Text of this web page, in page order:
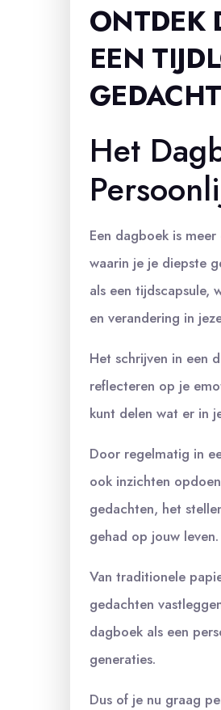
ONTDEK
EEN
Het
Een dagboek is
waarin je je diepste
als een tijdscapsule,
en verandering in
Het schrijven in een
reflecteren op je
kunt delen wat er in
Door regelmatig in
ook inzichten
gedachten, het
gehad op jouw leven.
Van traditionele
gedachten
dagboek als een
generaties.
Dus of je nu graag